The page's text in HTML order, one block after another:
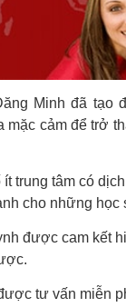
Minh đã tạo
cảm để trở
trung tâm có
cho những học
được cam kết
tư vấn miễn